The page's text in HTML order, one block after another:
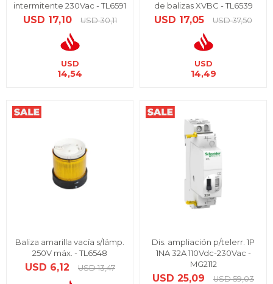
intermitente 230Vac - TL6591
USD 17,10 USD 30,11
USD
14,54
de balizas XVBC - TL6539
USD 17,05 USD 37,50
USD
14,49
Baliza amarilla vacía s/lámp.
250V máx. - TL6548
USD 6,12 USD 13,47
Dis. ampliación p/telerr. 1P
1NA 32A 110Vdc-230Vac -
MG2112
USD 25,09 USD 59,03